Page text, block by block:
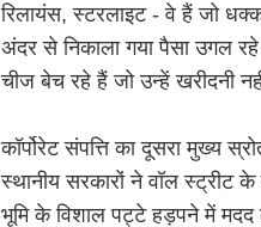
रिलायंस, स्टरलाइट - वे हैं जो
अंदर से निकाला गया पैसा उगल रहे
चीज बेच रहे हैं जो उन्हें खरीदनी
कॉर्पोरेट संपत्ति का दूसरा मुख्य
स्थानीय सरकारों ने वॉल स्ट्रीट
भूमि के विशाल पट्टे हड़पने में मदद